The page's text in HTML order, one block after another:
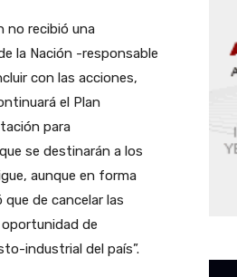
no recibió una
la Nación -responsable
con las acciones,
el Plan
para
se destinarán a los
aunque en forma
que de cancelar las
de
industrial del país”.